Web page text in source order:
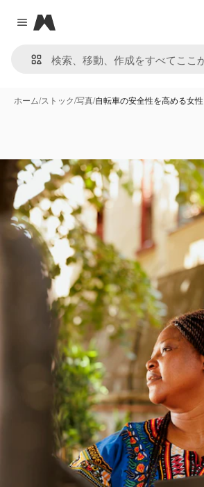
Close menu
Magnific
ホーム/ストック/写真/自転車の安全性を高める女性